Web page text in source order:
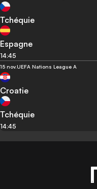
Tchéquie
Espagne
14:45
15 nov.UEFA Nations League A
Croatie
Tchéquie
14:45